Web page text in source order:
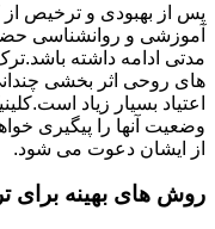
پس از بهبودی و ترخیص از
آموزشی و روانشناسی حضور
مدتی ادامه داشته
های روحی اثر بخشی
اعتیاد بسیار زیاد
وضعیت آنها را پیگیری
از ایشان دعوت می شود.
روش های بهینه برای